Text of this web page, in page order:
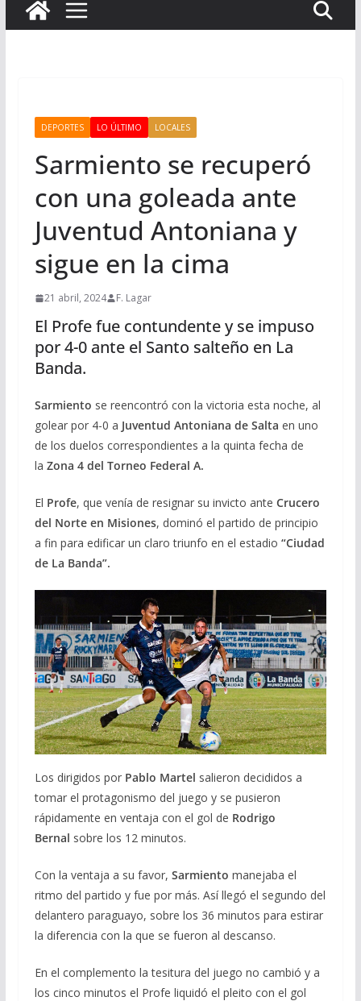
DEPORTES LO ÚLTIMO LOCALES
Sarmiento se recuperó
con una goleada ante
Juventud Antoniana y
sigue en la cima
21 abril, 2024 F. Lagar
El Profe fue contundente y se impuso
por 4-0 ante el Santo salteño en La
Banda.
Sarmiento se reencontró con la victoria esta noche, al
golear por 4-0 a Juventud Antoniana de Salta en uno
de los duelos correspondientes a la quinta fecha de
la Zona 4 del Torneo Federal A.
El Profe, que venía de resignar su invicto ante Crucero
del Norte en Misiones, dominó el partido de principio
a fin para edificar un claro triunfo en el estadio “Ciudad
de La Banda”.
Los dirigidos por Pablo Martel salieron decididos a
tomar el protagonismo del juego y se pusieron
rápidamente en ventaja con el gol de Rodrigo
Bernal sobre los 12 minutos.
Con la ventaja a su favor, Sarmiento manejaba el
ritmo del partido y fue por más. Así llegó el segundo del
delantero paraguayo, sobre los 36 minutos para estirar
la diferencia con la que se fueron al descanso.
En el complemento la tesitura del juego no cambió y a
los cinco minutos el Profe liquidó el pleito con el gol